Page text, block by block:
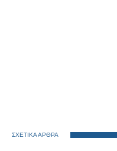
ΣΧΕΤΙΚΑ ΑΡΘΡΑ